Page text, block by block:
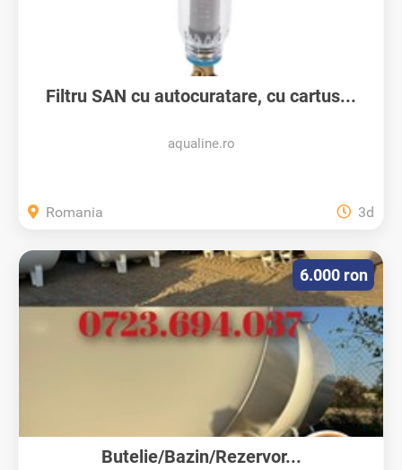
Filtru SAN cu autocuratare, cu cartus...
aqualine.ro
Romania 3d
Butelie/Bazin/Rezervor...
6.000 ron